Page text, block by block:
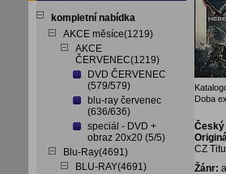
kompletní nabídka
AKCE měsíce(1219)
AKCE
ČERVENEC(1219)
DVD ČERVENEC
(579/579)
blu-ray červenec
(636/636)
speciál - DVD +
obraz 20x20 (5/5)
Blu-Ray(4691)
BLU-RAY(4691)
Doba
Český
CZ
Žánr: